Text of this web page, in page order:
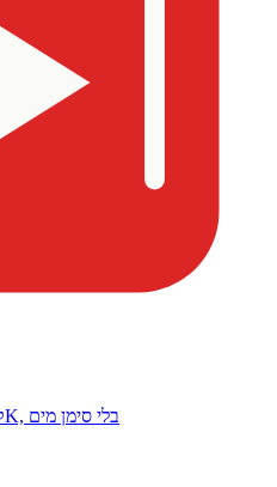
קיצוץ והורדה YouTube קטעים ב-4K, בלי סימן מים